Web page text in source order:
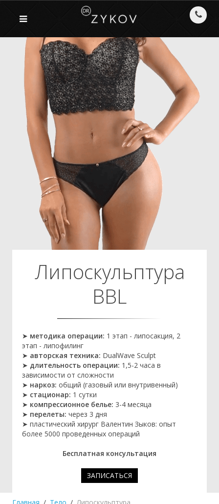
Липоскульптура
BBL
➤ методика операции: 1 этап - липосакция, 2
этап - липофилинг
➤ авторская техника: DualWave Sculpt
➤ длительность операции: 1,5-2 часа в
зависимости от сложности
➤ наркоз: общий (газовый или внутривенный)
➤ стационар: 1 сутки
➤ компрессионное белье: 3-4 месяца
➤ перелеты: через 3 дня
➤ пластический хирург Валентин Зыков: опыт
более 5000 проведенных операций
Бесплатная консультация
ЗАПИСАТЬСЯ